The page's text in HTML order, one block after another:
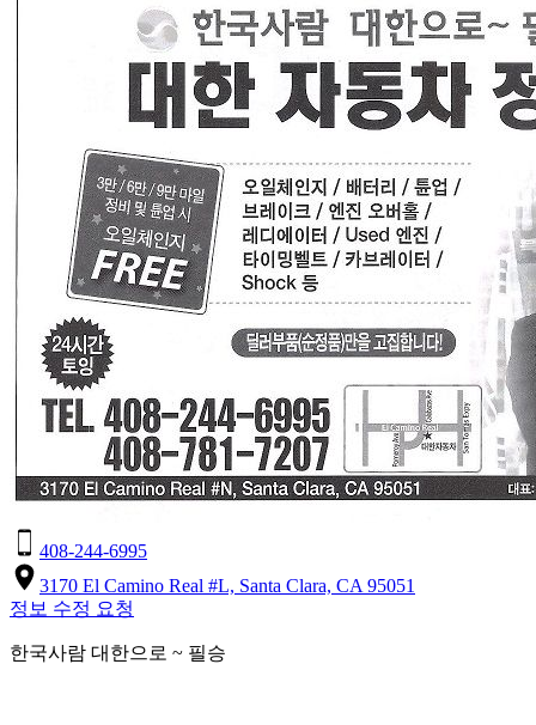
408-244-6995
3170 El Camino Real #L, Santa Clara, CA 95051
정보 수정 요청
한국사람 대한으로 ~ 필승